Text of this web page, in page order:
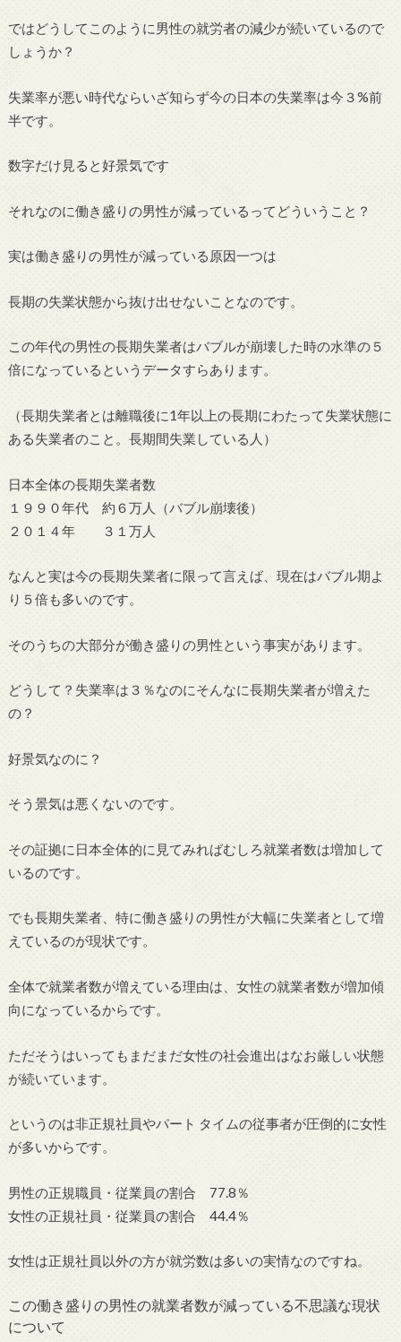
ではどうしてこのように男性の就労者の減少が続いているので
しょうか？
失業率が悪い時代ならいざ知らず今の日本の失業率は今３%前
半です。
数字だけ見ると好景気です
それなのに働き盛りの男性が減っているってどういうこと？
実は働き盛りの男性が減っている原因一つは
長期の失業状態から抜け出せないことなのです。
この年代の男性の長期失業者はバブルが崩壊した時の水準の５
倍になっているというデータすらあります。
（長期失業者とは離職後に1年以上の長期にわたって失業状態に
ある失業者のこと。長期間失業している人）
日本全体の長期失業者数
１９９０年代 約６万人（バブル崩壊後）
２０１４年 ３１万人
なんと実は今の長期失業者に限って言えば、現在はバブル期よ
り５倍も多いのです。
そのうちの大部分が働き盛りの男性という事実があります。
どうして？失業率は３％なのにそんなに長期失業者が増えた
の？
好景気なのに？
そう景気は悪くないのです。
その証拠に日本全体的に見てみればむしろ就業者数は増加して
いるのです。
でも長期失業者、特に働き盛りの男性が大幅に失業者として増
えているのが現状です。
全体で就業者数が増えている理由は、女性の就業者数が増加傾
向になっているからです。
ただそうはいってもまだまだ女性の社会進出はなお厳しい状態
が続いています。
というのは非正規社員やパート タイムの従事者が圧倒的に女性
が多いからです。
男性の正規職員・従業員の割合 77.8％
女性の正規社員・従業員の割合 44.4％
女性は正規社員以外の方が就労数は多いの実情なのですね。
この働き盛りの男性の就業者数が減っている不思議な現状
について